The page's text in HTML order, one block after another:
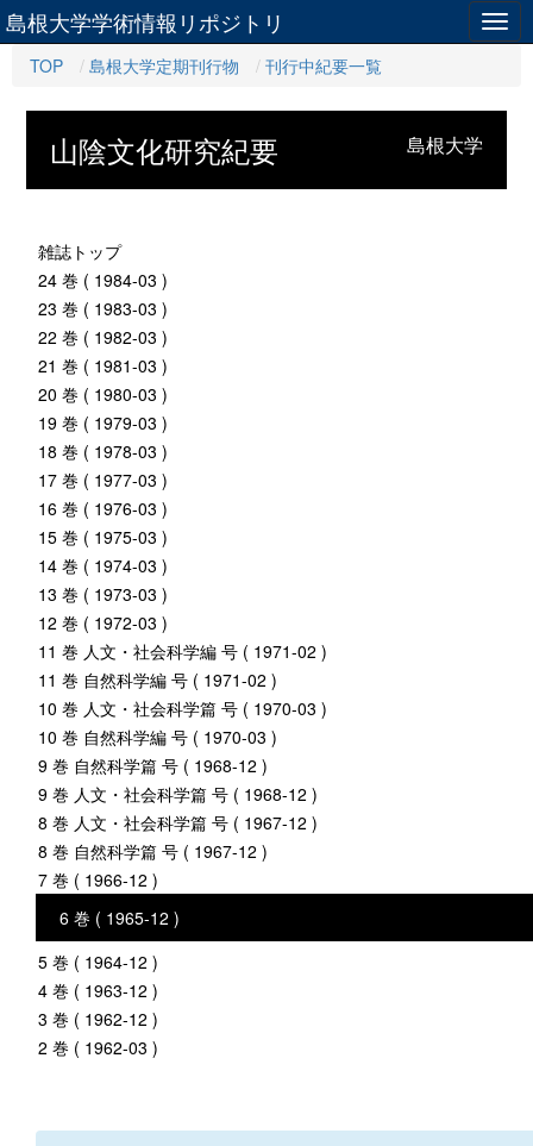
島根大学学術情報リポジトリ
TOP 島根大学定期刊行物 刊行中紀要一覧
島根大学
山陰文化研究紀要
雑誌トップ
24 巻 ( 1984-03 )
23 巻 ( 1983-03 )
22 巻 ( 1982-03 )
21 巻 ( 1981-03 )
20 巻 ( 1980-03 )
19 巻 ( 1979-03 )
18 巻 ( 1978-03 )
17 巻 ( 1977-03 )
16 巻 ( 1976-03 )
15 巻 ( 1975-03 )
14 巻 ( 1974-03 )
13 巻 ( 1973-03 )
12 巻 ( 1972-03 )
11 巻 人文・社会科学編 号 ( 1971-02 )
11 巻 自然科学編 号 ( 1971-02 )
10 巻 人文・社会科学篇 号 ( 1970-03 )
10 巻 自然科学編 号 ( 1970-03 )
9 巻 自然科学篇 号 ( 1968-12 )
9 巻 人文・社会科学篇 号 ( 1968-12 )
8 巻 人文・社会科学篇 号 ( 1967-12 )
8 巻 自然科学篇 号 ( 1967-12 )
7 巻 ( 1966-12 )
6 巻 ( 1965-12 )
5 巻 ( 1964-12 )
4 巻 ( 1963-12 )
3 巻 ( 1962-12 )
2 巻 ( 1962-03 )